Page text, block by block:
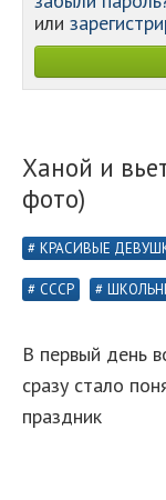
или
Ханой и
фото)
КРАСИВЫЕ
СССР
В первый день
сразу стало
праздник